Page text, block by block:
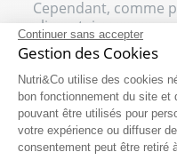
Continuer sans accepter
Gestion des Cookies
Nutri&Co utilise des cookies
bon fonctionnement du site et
pouvant être utilisés pour
votre expérience ou diffuser
consentement peut être retiré
Cependant, comme
alimentaire, nous
de consulter votre
des conseils
certaines habitudes
néfastes pour
COMMENT